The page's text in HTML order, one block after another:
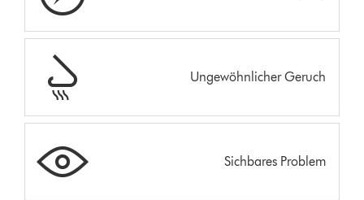
Ungewöhnlicher Geruch
Sichbares Problem